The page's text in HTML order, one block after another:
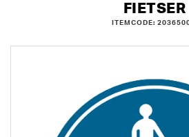
FIETSER
ITEMCODE: